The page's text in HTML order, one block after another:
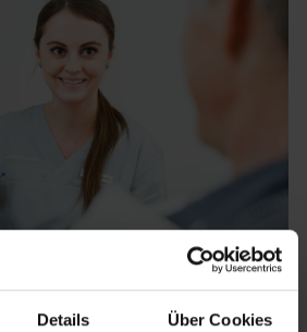
Details Über Cookies